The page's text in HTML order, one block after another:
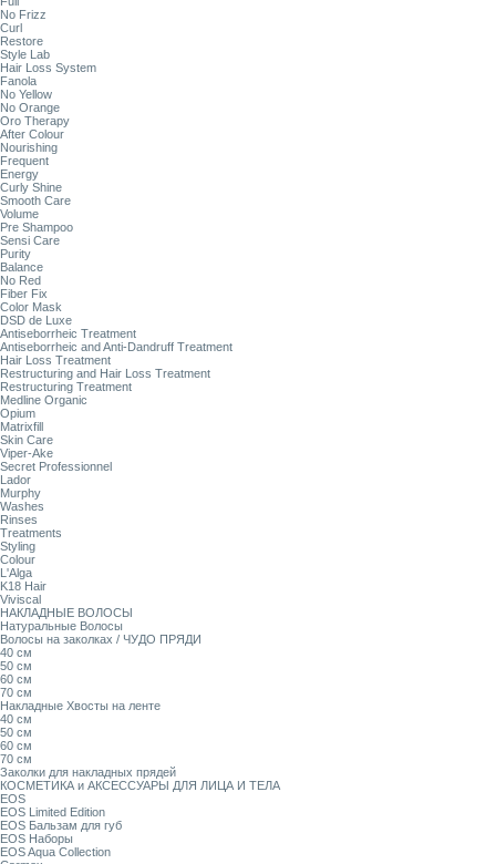
No Frizz
Curl
Restore
Style Lab
Hair Loss System
Fanola
No Yellow
No Orange
Oro Therapy
After Colour
Nourishing
Frequent
Energy
Curly Shine
Smooth Care
Volume
Pre Shampoo
Sensi Care
Purity
Balance
No Red
Fiber Fix
Color Mask
DSD de Luxe
Antiseborrheic Treatment
Antiseborrheic and Anti-Dandruff Treatment
Hair Loss Treatment
Restructuring and Hair Loss Treatment
Restructuring Treatment
Medline Organic
Opium
Matrixfill
Skin Care
Viper-Ake
Secret Professionnel
Lador
Murphy
Washes
Rinses
Treatments
Styling
Colour
L'Alga
K18 Hair
Viviscal
НАКЛАДНЫЕ ВОЛОСЫ
Натуральные Волосы
Волосы на заколках / ЧУДО ПРЯДИ
40 см
50 см
60 см
70 см
Накладные Хвосты на ленте
40 см
50 см
60 см
70 см
Заколки для накладных прядей
КОСМЕТИКА и АКСЕССУАРЫ ДЛЯ ЛИЦА И ТЕЛА
EOS
EOS Limited Edition
EOS Бальзам для губ
EOS Наборы
EOS Aqua Collection